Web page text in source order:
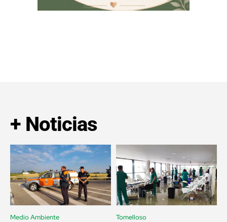
+ Noticias
Medio Ambiente Tomelloso